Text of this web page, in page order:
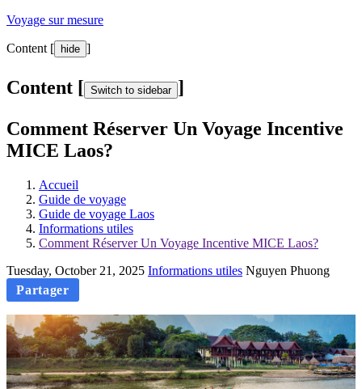
Voyage sur mesure
Content [ hide ]
Content [ Switch to sidebar ]
Comment Réserver Un Voyage Incentive
MICE Laos?
Accueil
Guide de voyage
Guide de voyage Laos
Informations utiles
Comment Réserver Un Voyage Incentive MICE Laos?
Tuesday, October 21, 2025 Informations utiles Nguyen Phuong
Partager